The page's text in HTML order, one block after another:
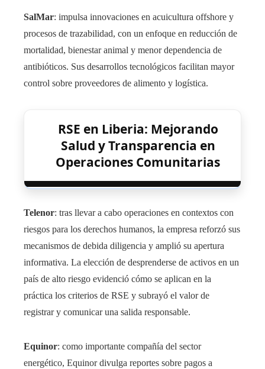
SalMar: impulsa innovaciones en acuicultura offshore y
procesos de trazabilidad, con un enfoque en reducción de
mortalidad, bienestar animal y menor dependencia de
antibióticos. Sus desarrollos tecnológicos facilitan mayor
control sobre proveedores de alimento y logística.
RSE en Liberia: Mejorando
Salud y Transparencia en
Operaciones Comunitarias
Telenor: tras llevar a cabo operaciones en contextos con
riesgos para los derechos humanos, la empresa reforzó sus
mecanismos de debida diligencia y amplió su apertura
informativa. La elección de desprenderse de activos en un
país de alto riesgo evidenció cómo se aplican en la
práctica los criterios de RSE y subrayó el valor de
registrar y comunicar una salida responsable.
Equinor: como importante compañía del sector
energético, Equinor divulga reportes sobre pagos a